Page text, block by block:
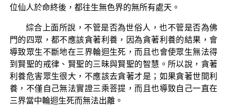
位仙人於命終後，都往生無色界的無所有處天。
綜合上面所說，不管是否為世俗人，也不管是否為佛
門的四眾，都不應該貪著利養，因為貪著利養的結果，會
導致眾生不斷地在三界輪迴生死，而且也會使眾生無法得
到賢聖的戒律、賢聖的三昧與賢聖的智慧。所以說，貪著
利養危害眾生很大，不應該去貪著才是；如果貪著世間利
養，不僅自己無法實證三乘菩提，而且也導致自己一直在
三界當中輪迴生死而無法出離。